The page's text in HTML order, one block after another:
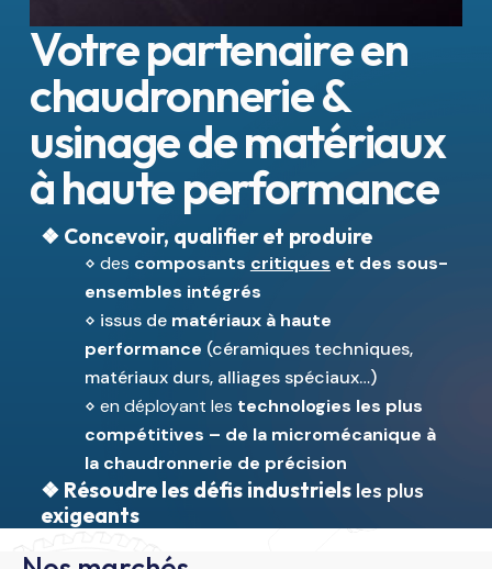
Votre partenaire en
chaudronnerie &
usinage de matériaux
à haute performance
❖Concevoir, qualifier et produire
⋄ des composants critiques et des sous-
ensembles intégrés
⋄ issus de matériaux à haute
performance (céramiques techniques,
matériaux durs, alliages spéciaux…)
⋄ en déployant les technologies les plus
compétitives – de la micromécanique à
la chaudronnerie de précision
❖Résoudre les défis industriels les plus
exigeants